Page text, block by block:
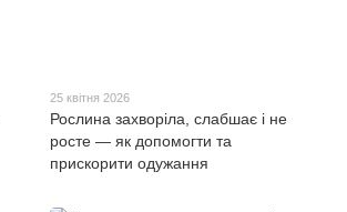
25 квітня 2026
Рослина захворіла, слабшає і не
росте — як допомогти та
прискорити одужання